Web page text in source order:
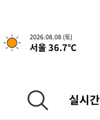
2026.08.08 (토)
서울 36.7℃
실시간
[속보]뉴욕증